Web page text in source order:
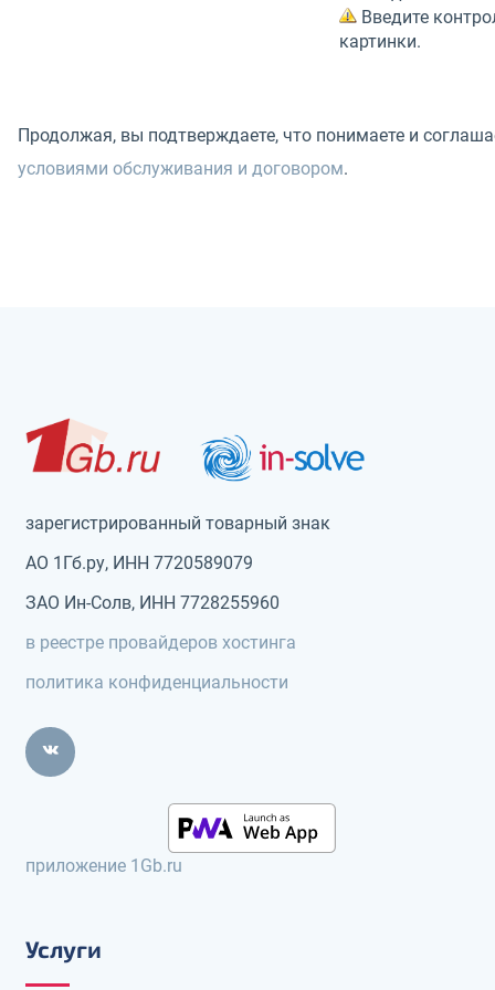
Введите
картинки.
Продолжая, вы подтверждаете, что понимаете и
условиями обслуживания и договором.
зарегистрированный товарный знак
АО 1Гб.ру, ИНН 7720589079
ЗАО Ин-Солв, ИНН 7728255960
в реестре провайдеров хостинга
политика конфиденциальности
приложение 1Gb.ru
Услуги